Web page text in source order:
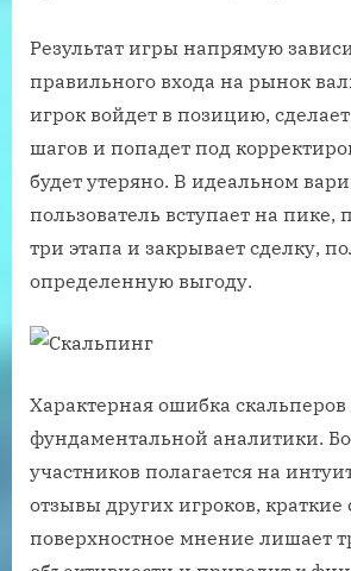
Результат игры напрямую
правильного входа на рынок
игрок войдет в позицию,
шагов и попадет под
будет утеряно. В идеальном
пользователь вступает на пике,
три этапа и закрывает сделку,
определенную выгоду.
Характерная ошибка скальперов
фундаментальной аналитики.
участников полагается на
отзывы других игроков,
поверхностное мнение лишает